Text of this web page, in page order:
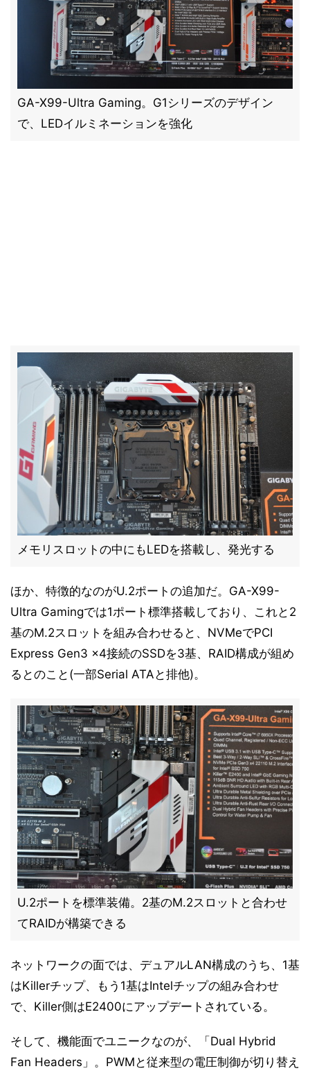
GA-X99-Ultra Gaming。G1シリーズのデザイン
で、LEDイルミネーションを強化
メモリスロットの中にもLEDを搭載し、発光する
ほか、特徴的なのがU.2ポートの追加だ。GA-X99-
Ultra Gamingでは1ポート標準搭載しており、これと2
基のM.2スロットを組み合わせると、NVMeでPCI
Express Gen3 x4接続のSSDを3基、RAID構成が組め
るとのこと(一部Serial ATAと排他)。
U.2ポートを標準装備。2基のM.2スロットと合わせ
てRAIDが構築できる
ネットワークの面では、デュアルLAN構成のうち、1基
はKillerチップ、もう1基はIntelチップの組み合わせ
で、Killer側はE2400にアップデートされている。
そして、機能面でユニークなのが、「Dual Hybrid
Fan Headers」。PWMと従来型の電圧制御が切り替え